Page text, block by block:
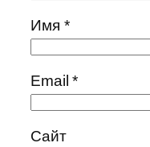
Имя *
Email*
Сайт